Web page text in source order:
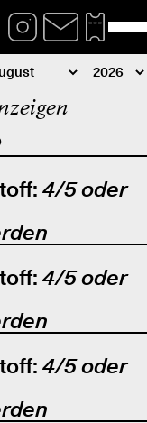
4/5 oder
4/5 oder
4/5 oder